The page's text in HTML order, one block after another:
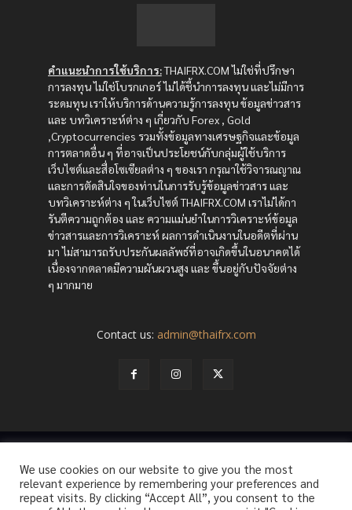
คำแนะนำการใช้บริการ:THAIFRX.COM ไม่ใช่ที่ปรึกษา
การลงทุน ไม่ใช่โบรกเกอร์ ไม่ได้ชี้นำการลงทุน และไม่มีการ
ระดมทุน เราให้บริการด้านความรู้การลงทุน ข้อมูลข่าวสาร
และ บทวิเคราะห์ต่าง ๆ เกี่ยวกับ Forex , Gold
,Cryptocurrencies รวมทั้งข้อมูลทางเศรษฐกิจและข้อมูล
การตลาดอื่น ๆ ที่อาจเป็นประโยชน์กับกลุ่มผู้ใช้บริการ
เว็บไซต์และสื่อโซเซียลต่าง ๆ ของเรา กรุณาใช้วิจารณญาณ
และการตัดสินใจของท่านในการรับรู้ข้อมูลข่าวสาร และ
บทวิเคราะห์ต่าง ๆ ในเว็บไซต์ THAIFRX.COM เราไม่ได้กา
รันตีความถูกต้อง และ ความแม่นยำในการวิเคราะห์ข้อมูล
ข่าวสารและการวิเคราะห์ ผลการดำเนินงานในอดีตที่ผ่าน
มา ไม่สามารถรับประกันผลลัพธ์ที่อาจเกิดขึ้นในอนาคตได้
เนื่องจากตลาดมีความผันผวนสูง และ ขึ้นอยู่กับปัจจัยต่าง
ๆ มากมาย
Contact us: admin@thaifrx.com
HOME ANALYSIS BY THAIFRX NEWSTODAY
CRYPTO
KNOWLEDGE
We use cookies on our website to give you the most
relevant experience by remembering your preferences and
repeat visits. By clicking “Accept All”, you consent to the